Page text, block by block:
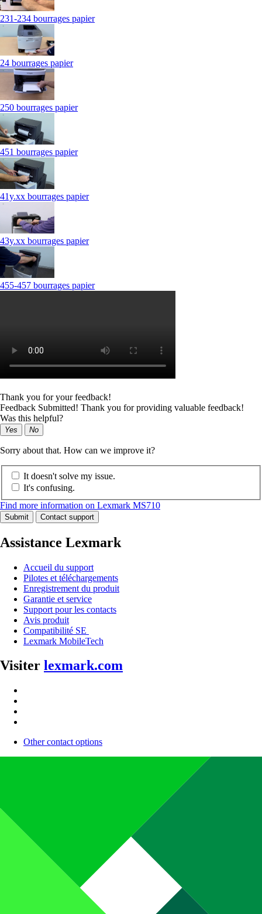
231-234 bourrages papier
24 bourrages papier
250 bourrages papier
451 bourrages papier
41y.xx bourrages papier
43y.xx bourrages papier
455-457 bourrages papier
Thank you for your feedback!
Feedback Submitted! Thank you for providing valuable feedback!
Was this helpful?
Yes No
Sorry about that. How can we improve it?
It doesn't solve my issue.
It's confusing.
Find more information on Lexmark MS710
Submit Contact support
Assistance Lexmark
Accueil du support
Pilotes et téléchargements
Enregistrement du produit
Garantie et service
Support pour les contacts
Avis produit
Compatibilité SE
Lexmark MobileTech
Visiter lexmark.com
Other contact options